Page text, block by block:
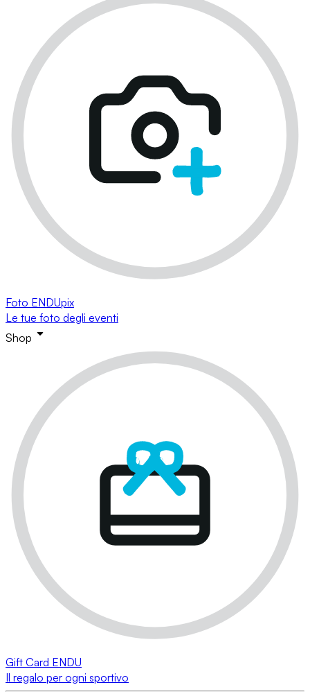
Foto ENDUpix
Le tue foto degli eventi
Shop
Gift Card ENDU
Il regalo per ogni sportivo